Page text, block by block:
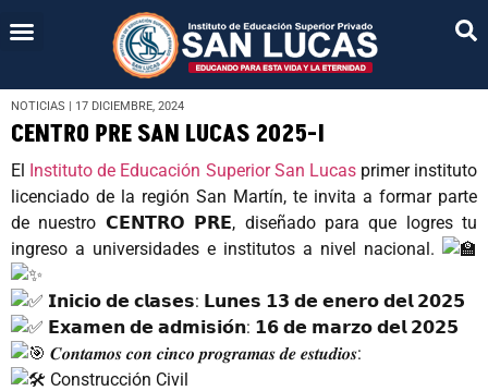
NOTICIAS | 17 DICIEMBRE, 2024
CENTRO PRE SAN LUCAS 2025-I
El Instituto de Educación Superior San Lucasprimer instituto
licenciado de la región San Martín, te invita a formar parte
de nuestro 𝗖𝗘𝗡𝗧𝗥𝗢 𝗣𝗥𝗘, diseñado para que logres tu
ingreso a universidades e institutos a nivel nacional.
𝗜𝗻𝗶𝗰𝗶𝗼 𝗱𝗲 𝗰𝗹𝗮𝘀𝗲𝘀: 𝗟𝘂𝗻𝗲𝘀 𝟭𝟯 𝗱𝗲 𝗲𝗻𝗲𝗿𝗼 𝗱𝗲𝗹 𝟮𝟬𝟮𝟱
𝗘𝘅𝗮𝗺𝗲𝗻 𝗱𝗲 𝗮𝗱𝗺𝗶𝘀𝗶𝗼́𝗻: 𝟭𝟲 𝗱𝗲 𝗺𝗮𝗿𝘇𝗼 𝗱𝗲𝗹 𝟮𝟬𝟮𝟱
𝑪𝒐𝒏𝒕𝒂𝒎𝒐𝒔 𝒄𝒐𝒏 𝒄𝒊𝒏𝒄𝒐 𝒑𝒓𝒐𝒈𝒓𝒂𝒎𝒂𝒔 𝒅𝒆 𝒆𝒔𝒕𝒖𝒅𝒊𝒐𝒔:
Construcción Civil